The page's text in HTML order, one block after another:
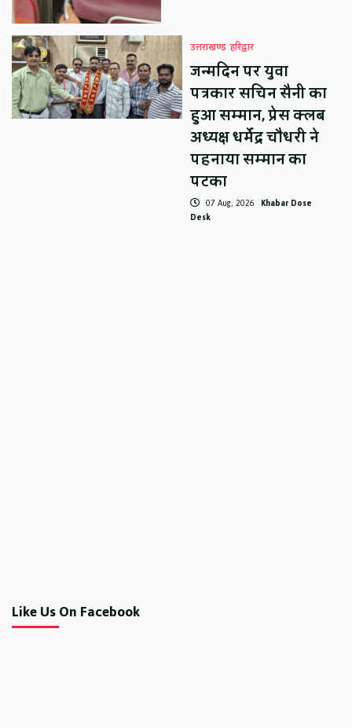
उत्तराखण्ड हरिद्वार
जन्मदिन पर युवा
पत्रकार सचिन सैनी का
हुआ सम्मान, प्रेस क्लब
अध्यक्ष धर्मेंद्र चौधरी ने
पहनाया सम्मान का
पटका
07 Aug, 2026 Khabar Dose
Desk
Like Us On Facebook